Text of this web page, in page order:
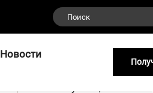
Новости
Содержание
Экономия топлива:
грузовики снижают